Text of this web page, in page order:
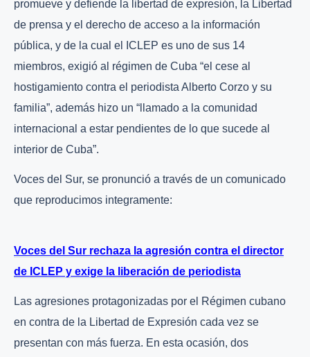
promueve y defiende la libertad de expresión, la Libertad
de prensa y el derecho de acceso a la información
pública, y de la cual el ICLEP es uno de sus 14
miembros, exigió al régimen de Cuba “el cese al
hostigamiento contra el periodista Alberto Corzo y su
familia”, además hizo un “llamado a la comunidad
internacional a estar pendientes de lo que sucede al
interior de Cuba”.
Voces del Sur, se pronunció a través de un comunicado
que reproducimos integramente:
Voces del Sur rechaza la agresión contra el director
de ICLEP y exige la liberación de periodista
Las agresiones protagonizadas por el Régimen cubano
en contra de la Libertad de Expresión cada vez se
presentan con más fuerza. En esta ocasión, dos